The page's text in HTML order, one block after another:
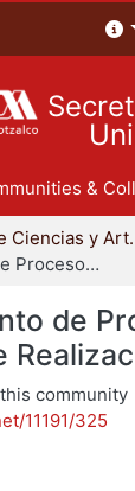
&
División
Departamento de Procesos y Técnicas de Realización
de
community
11191/325